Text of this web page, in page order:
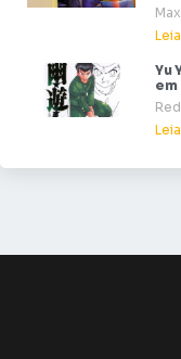
Yu
em